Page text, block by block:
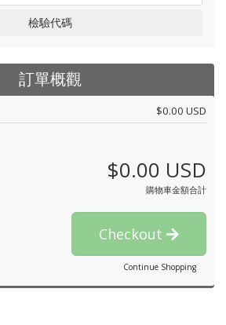
檢驗代碼
訂單概觀
$0.00 USD
$0.00 USD
購物車金額合計
Checkout
Continue Shopping